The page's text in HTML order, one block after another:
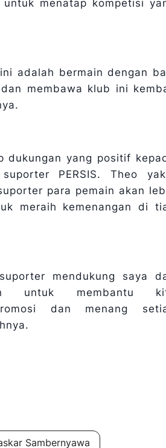
untuk menatap kompetisi
adalah bermain dengan
dan membawa klub ini
dukungan yang positif
PERSIS. Theo
para pemain akan
meraih kemenangan di
mendukung saya
untuk membantu
dan menang
Sambernyawa